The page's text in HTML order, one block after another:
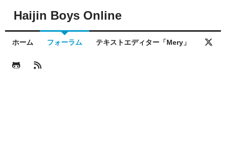
Haijin Boys Online
ホーム フォーラム テキストエディター「Mery」